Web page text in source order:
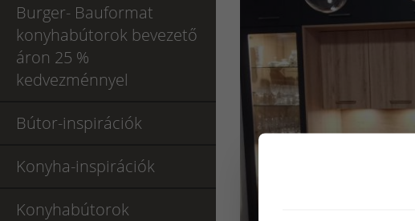
Burger- Bauformat
konyhabútorok bevezető
áron 25 %
kedvezménnyel
Bútor-inspirációk
Konyha-inspirációk
Konyhabútorok